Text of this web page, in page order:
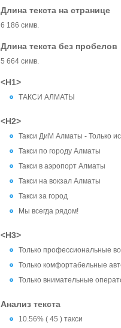
Длина текста на странице
6 186 симв.
Длина текста без пробелов
5 664 симв.
<H1>
ТАКСИ АЛМАТЫ
<H2>
Такси ДиМ Алматы - Только
Такси по городу Алматы
Такси в аэропорт Алматы
Такси на вокзал Алматы
Такси за город
Мы всегда рядом!
<H3>
Только профессиональные
Только комфортабельные
Только внимательные
Анализ текста
10.56% ( 45 ) такси